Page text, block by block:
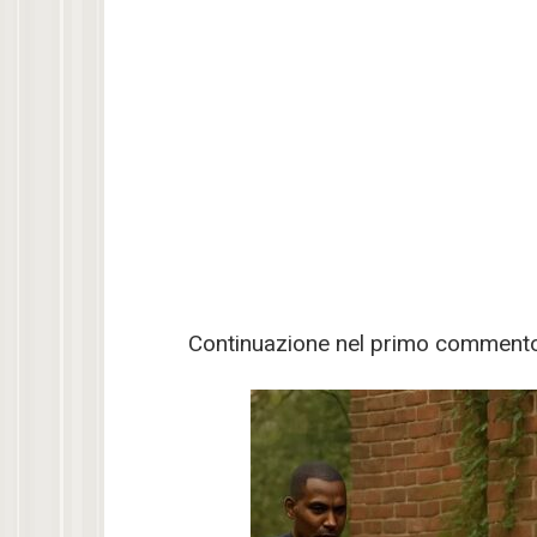
Continuazione nel primo